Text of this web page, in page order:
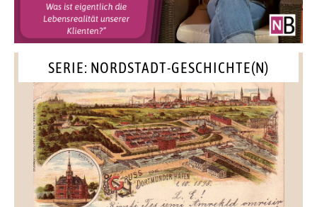
SERIE: NORDSTADT-GESCHICHTE(N)